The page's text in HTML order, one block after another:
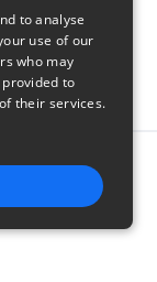
$41
to analyse
use of our
who may
to
their services.